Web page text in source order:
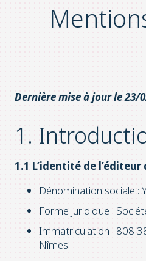
Dernière mise à jour le 23/
1.
1.1 L’identité de l’éditeur
Dénomination sociale :
Forme juridique :
Immatriculation : 808
Nîmes